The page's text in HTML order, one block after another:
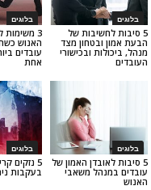
בלוגים
3 משימות למנהל משאבי
האנוש כשחלק מהעובדים
עובדים ביותר ממשרה
של
מצד
בלוגים
5 נזקים קריטיים שנגרמים
בעקבות ניהול ריכוזי
של